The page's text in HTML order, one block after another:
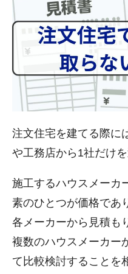
注文住宅を建てる際に
や工務店から1社だけ
施工するハウスメーカ
素のひとつが価格であ
各メーカーから見積も
複数のハウスメーカー
て比較検討することを